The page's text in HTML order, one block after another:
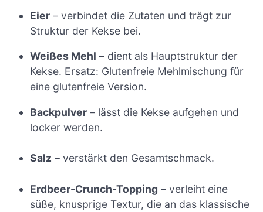
Eier – verbindet die Zutaten und trägt zur
Struktur der Kekse bei.
Weißes Mehl – dient als Hauptstruktur der
Kekse. Ersatz: Glutenfreie Mehlmischung für
eine glutenfreie Version.
Backpulver – lässt die Kekse aufgehen und
locker werden.
Salz – verstärkt den Gesamtschmack.
Erdbeer-Crunch-Topping – verleiht eine
süße, knusprige Textur, die an das klassische